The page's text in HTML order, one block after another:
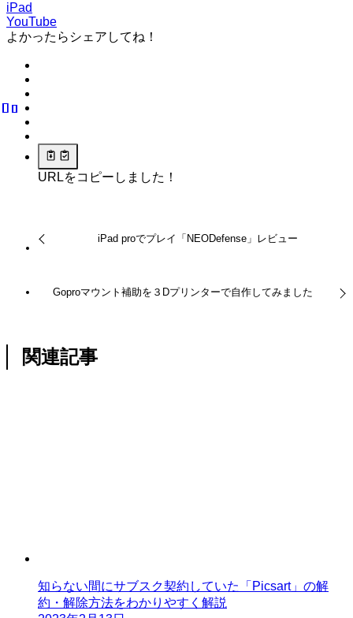
iPad
YouTube
よかったらシェアしてね！
URLをコピーしました！
iPad proでプレイ「NEODefense」レビュー
Goproマウント補助を３Dプリンターで自作してみました
関連記事
知らない間にサブスク契約していた「Picsart」の解
約・解除方法をわかりやすく解説